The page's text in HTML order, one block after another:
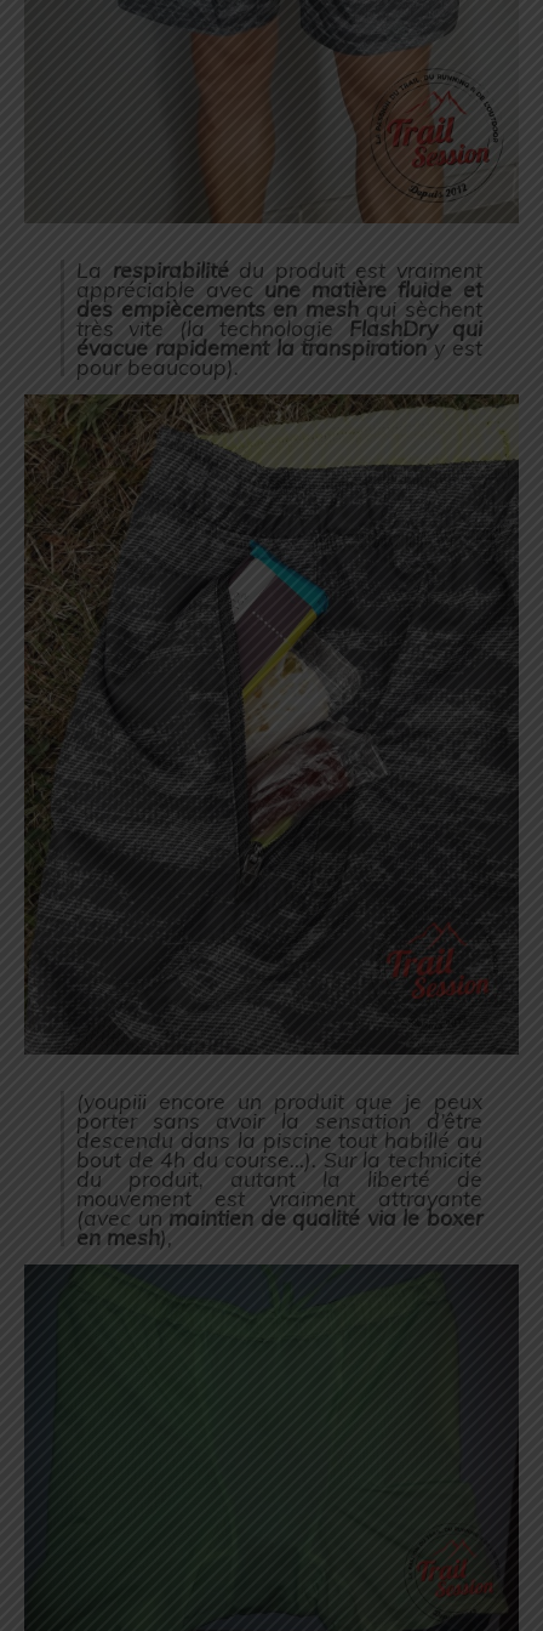
La respirabilitédu produit est vraiment
appréciable avec une matière fluide et
des empiècements en meshqui sèchent
très vite (la technologie FlashDry qui
évacue rapidement la transpirationy est
pour beaucoup).
(youpiii encore un produit que je peux
porter sans avoir la sensation d’être
descendu dans la piscine tout habillé au
bout de 4h du course…). Sur la technicité
du produit, autant la liberté de
mouvement est vraiment attrayante
(avec un maintien de qualité via le boxer
en mesh),